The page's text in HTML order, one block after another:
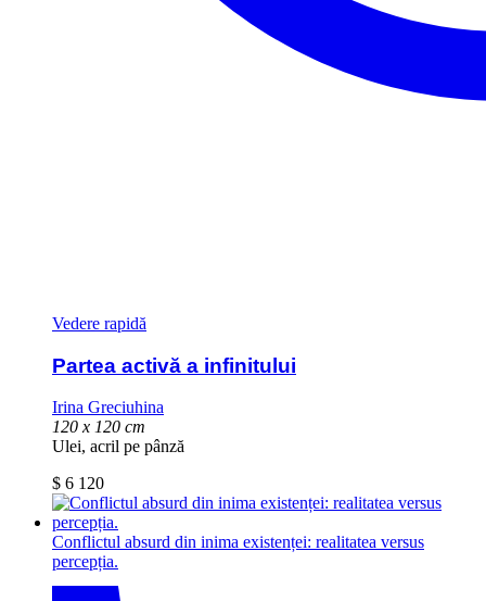
Vedere rapidă
Partea activă a infinitului
Irina Greciuhina
120 x 120 cm
Ulei, acril pe pânză
$ 6 120
Conflictul absurd din inima existenței: realitatea versus
percepția.